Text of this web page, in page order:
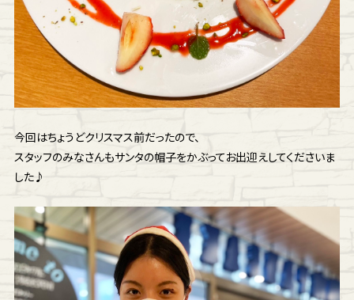
今回はちょうどクリスマス前だったので、
スタッフのみなさんもサンタの帽子をかぶってお出迎えしてくださいま
した♪